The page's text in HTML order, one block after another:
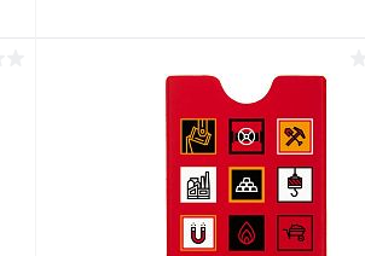
Подписаться
Купить в 1 клик Сравнение
В избранное Под заказ